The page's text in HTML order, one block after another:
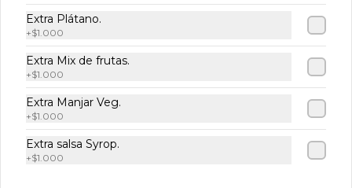
Extra Plátano.
+$1.000
Extra Mix de frutas.
+$1.000
Extra Manjar Veg.
+$1.000
Extra salsa Syrop.
+$1.000